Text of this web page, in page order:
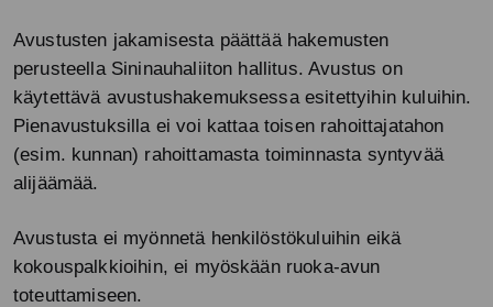
Avustusten jakamisesta päättää hakemusten
perusteella Sininauhaliiton hallitus. Avustus on
käytettävä avustushakemuksessa esitettyihin kuluihin.
Pienavustuksilla ei voi kattaa toisen rahoittajatahon
(esim. kunnan) rahoittamasta toiminnasta syntyvää
alijäämää.
Avustusta ei myönnetä henkilöstökuluihin eikä
kokouspalkkioihin, ei myöskään ruoka-avun
toteuttamiseen.